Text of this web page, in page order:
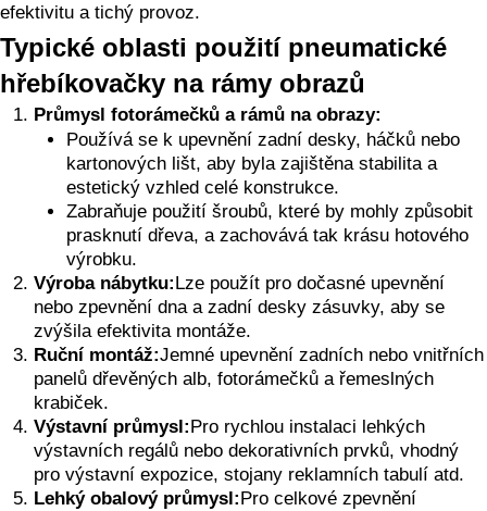
efektivitu a tichý provoz.
Typické oblasti použití pneumatické
hřebíkovačky na rámy obrazů
Průmysl fotorámečků a rámů na obrazy:
Používá se k upevnění zadní desky, háčků nebo
kartonových lišt, aby byla zajištěna stabilita a
estetický vzhled celé konstrukce.
Zabraňuje použití šroubů, které by mohly způsobit
prasknutí dřeva, a zachovává tak krásu hotového
výrobku.
Výroba nábytku: Lze použít pro dočasné upevnění
nebo zpevnění dna a zadní desky zásuvky, aby se
zvýšila efektivita montáže.
Ruční montáž:Jemné upevnění zadních nebo vnitřních
panelů dřevěných alb, fotorámečků a řemeslných
krabiček.
Výstavní průmysl: Pro rychlou instalaci lehkých
výstavních regálů nebo dekorativních prvků, vhodný
pro výstavní expozice, stojany reklamních tabulí atd.
Lehký obalový průmysl: Pro celkové zpevnění